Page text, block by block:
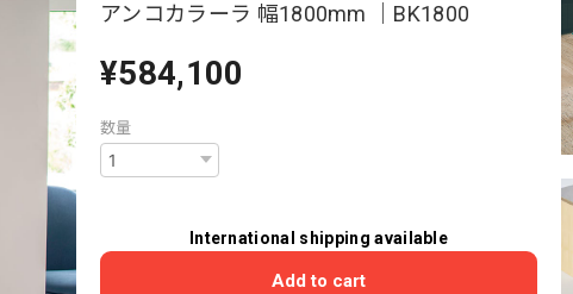
アンコカラーラ 幅1800mm ｜BK1800
¥584,100
数量
International shipping available
Add to cart